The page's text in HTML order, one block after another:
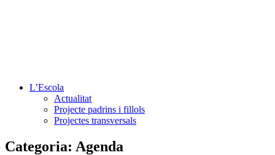
L’Escola
Actualitat
Projecte padrins i fillols
Projectes transversals
Categoria: Agenda